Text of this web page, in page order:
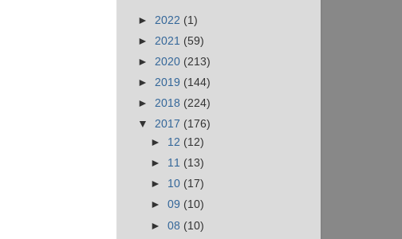
► 2022 (1)
► 2021 (59)
► 2020 (213)
► 2019 (144)
► 2018 (224)
▼ 2017 (176)
► 12 (12)
► 11 (13)
► 10 (17)
►09 (10)
►08 (10)